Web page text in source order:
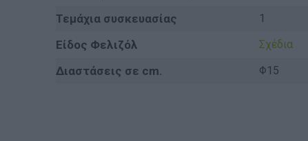
Τεμάχια συσκευασίας 1
Είδος Φελιζόλ Σχέδια
Διαστάσεις σε cm. Φ15